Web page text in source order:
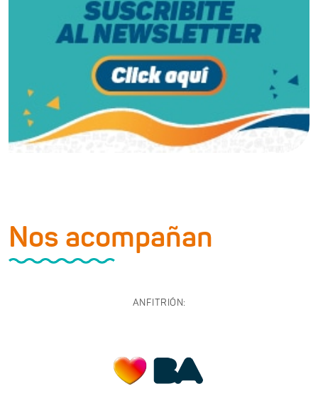
Nos acompañan
ANFITRIÓN: